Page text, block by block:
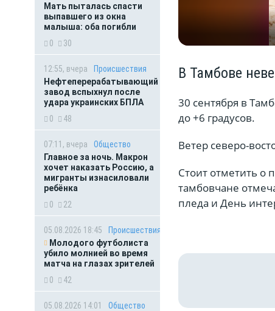
Мать пыталась спасти
выпавшего из окна
малыша: оба погибли
0
30
12:55, вчера
Происшествия
Нефтеперерабатывающий
завод вспыхнул после
удара украинских БПЛА
0
48
07:11, вчера
Общество
Главное за ночь. Макрон
хочет наказать Россию, а
мигранты изнасиловали
ребёнка
0
22
05.08.2026 18:45
Происшествия
Молодого футболиста
убило молнией во время
матча на глазах зрителей
0
42
05.08.2026 14:01
Общество
В Тамбове
30 сентября в
до +6 градусов.
Ветер северо-
Стоит отметить о
тамбовчане
пледа и День